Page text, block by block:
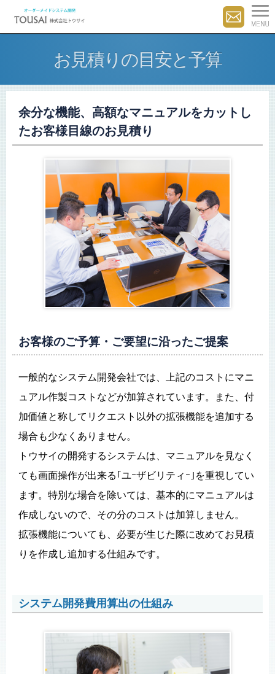
お見積りの目安と予算
余分な機能、高額なマニュアルをカットし
たお客様目線のお見積り
お客様のご予算・ご要望に沿ったご提案
一般的なシステム開発会社では、上記のコストにマニ
ュアル作製コストなどが加算されています。また、付
加価値と称してリクエスト以外の拡張機能を追加する
場合も少なくありません。
トウサイの開発するシステムは、マニュアルを見なく
ても画面操作が出来る｢ユｰザビリティｰ｣を重視してい
ます。特別な場合を除いては、基本的にマニュアルは
作成しないので、その分のコストは加算しません。
拡張機能についても、必要が生じた際に改めてお見積
りを作成し追加する仕組みです。
システム開発費用算出の仕組み